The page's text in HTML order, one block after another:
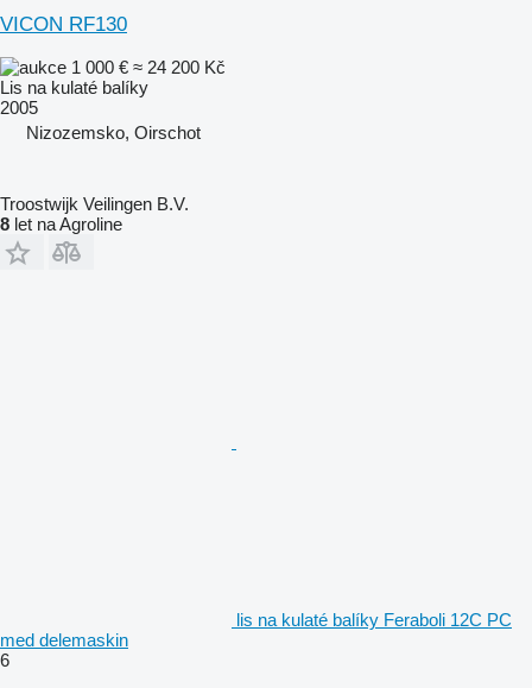
VICON RF130
1 000 € ≈ 24 200 Kč
Lis na kulaté balíky
2005
Nizozemsko, Oirschot
Troostwijk Veilingen B.V.
8 let na Agroline
lis na kulaté balíky Feraboli 12C PC
med delemaskin
6